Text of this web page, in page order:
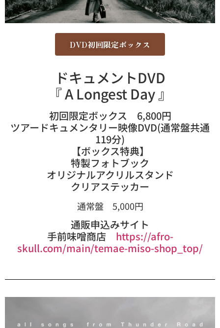
DVD初回限定ボックス
ドキュメントDVD
『 A Longest Day 』
初回限定ボックス 6,800円
ツアードキュメンタリー映像DVD(通常盤共通
119分)
【ボックス特典】
特製フォトブック
オリジナルアクリルスタンド
クリアステッカー
通常盤 5,000円
通販申込みサイト
手前味噌商店 https://afro-
skull.com/main/temae-miso-shop_top/